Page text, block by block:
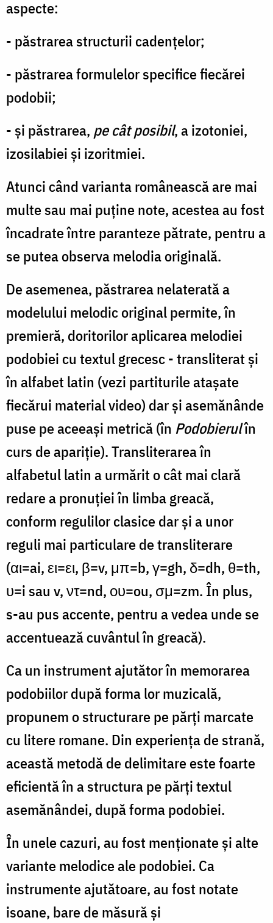
aspecte:
- păstrarea structurii cadențelor;
- păstrarea formulelor specifice fiecărei
podobii;
- și păstrarea, pe cât posibil, a izotoniei,
izosilabiei și izoritmiei.
Atunci când varianta românească are mai
multe sau mai puține note, acestea au fost
încadrate între paranteze pătrate, pentru a
se putea observa melodia originală.
De asemenea, păstrarea nelaterată a
modelului melodic original permite, în
premieră, doritorilor aplicarea melodiei
podobiei cu textul grecesc - transliterat și
în alfabet latin (vezi partiturile atașate
fiecărui material video) dar și asemănânde
puse pe aceeași metrică (în Podobierulîn
curs de apariție). Transliterarea în
alfabetul latin a urmărit o cât mai clară
redare a pronuției în limba greacă,
conform regulilor clasice dar și a unor
reguli mai particulare de transliterare
(αι=ai, ει=ει, β=v, μπ=b, γ=gh, δ=dh, θ=th,
υ=i sau v, ντ=nd, ου=ou, σμ=zm. În plus,
s-au pus accente, pentru a vedea unde se
accentuează cuvântul în greacă).
Ca un instrument ajutător în memorarea
podobiilor după forma lor muzicală,
propunem o structurare pe părți marcate
cu litere romane. Din experiența de strană,
această metodă de delimitare este foarte
eficientă în a structura pe părți textul
asemănândei, după forma podobiei.
În unele cazuri, au fost menționate și alte
variante melodice ale podobiei. Ca
instrumente ajutătoare, au fost notate
isoane, bare de măsură și